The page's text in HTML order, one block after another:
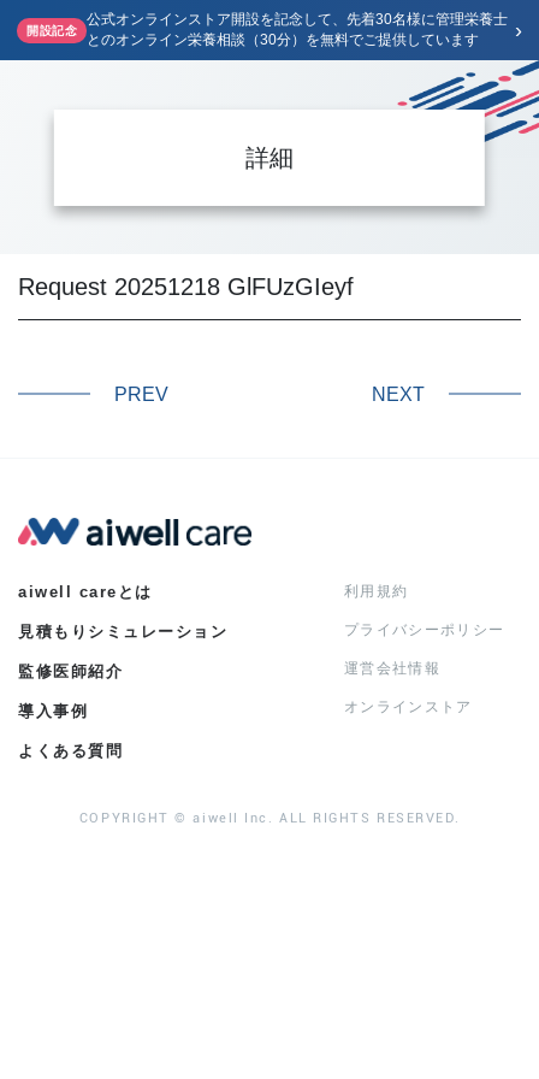
開設記念
公式オンラインストア開設を記念して、先着30名様に管理栄養士
とのオンライン栄養相談（30分）を無料でご提供しています
›
詳細
Request 20251218 GlFUzGIeyf
PREV NEXT
aiwell careとは
見積もりシミュレーション
監修医師紹介
導入事例
よくある質問
利用規約
プライバシーポリシー
運営会社情報
オンラインストア
COPYRIGHT © aiwell Inc. ALL RIGHTS RESERVED.